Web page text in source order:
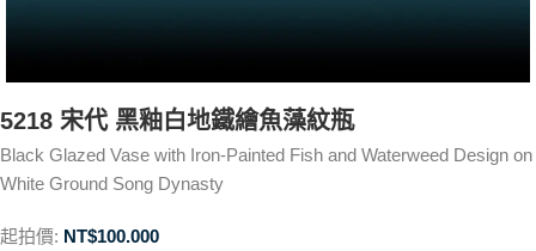
5218 宋代 黑釉白地鐵繪魚藻紋瓶
Black Glazed Vase with Iron-Painted Fish and Waterweed Design on
White Ground Song Dynasty
起拍價: NT$100.000